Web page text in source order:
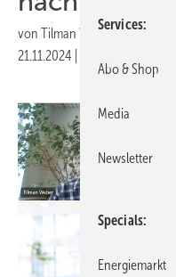
von Tilman Weber
21.11.2024
Services
Abo & Shop
Media
Newsletter
Specials
Energiemarkt